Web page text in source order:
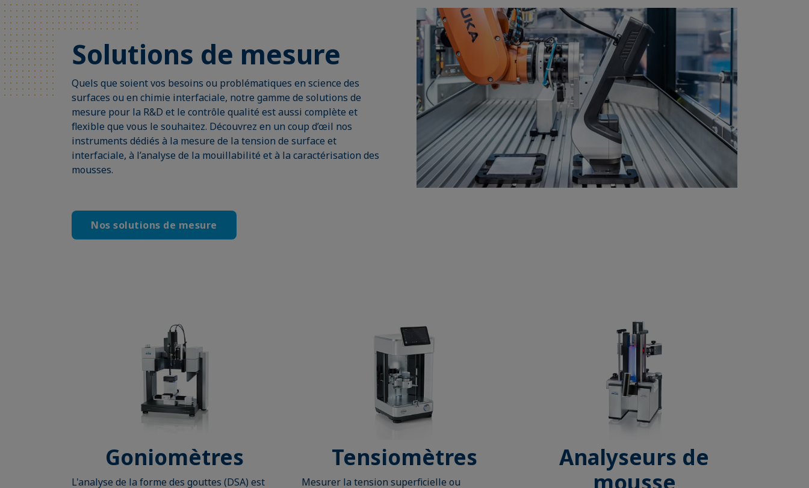
Solutions de mesure
Quels que soient vos besoins ou problématiques en science des
surfaces ou en chimie interfaciale, notre gamme de solutions de
mesure pour la R&D et le contrôle qualité est aussi complète et
flexible que vous le souhaitez. Découvrez en un coup d’œil nos
instruments dédiés à la mesure de la tension de surface et
interfaciale, à l’analyse de la mouillabilité et à la caractérisation des
mousses.
Nos solutions de mesure
Goniomètres
L'analyse de la forme des gouttes (DSA) est
Tensiomètres
Mesurer la tension superficielle ou
Analyseurs de
mousse